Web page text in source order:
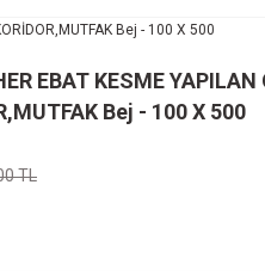
Bej - 100 X 500
EBAT KESME
Bej - 100 X 500
TL